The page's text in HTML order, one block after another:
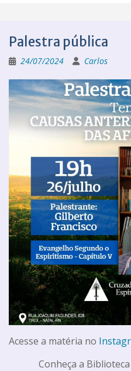
Palestra pública
24/07/2024 Carlos
Acesse a matéria no
Conheça a